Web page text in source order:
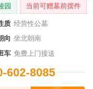
园 当前可赠墓前摆件
质 经营性公墓
向 坐北朝南
车 免费上门接送
602-8085